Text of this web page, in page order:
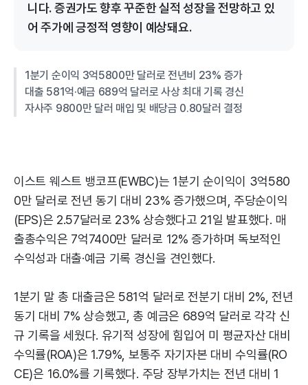
니다. 증권가도 향후 꾸준한 실적 성장을 전망하고 있
어 주가에 긍정적 영향이 예상돼요.
1분기 순이익 3억5800만 달러로 전년비 23% 증가
대출 581억·예금 689억 달러로 사상 최대 기록 경신
자사주 9800만 달러 매입 및 배당금 0.80달러 결정
이스트 웨스트 뱅코프(EWBC)는 1분기 순이익이 3억580
0만 달러로 전년 동기 대비 23% 증가했으며, 주당순이익
(EPS)은 2.57달러로 23% 상승했다고 21일 발표했다. 매
출총수익은 7억7400만 달러로 12% 증가하며 독보적인
수익성과 대출·예금 기록 경신을 견인했다.
1분기 말 총 대출금은 581억 달러로 전분기 대비 2%, 전년
동기 대비 7% 상승했고, 총 예금은 689억 달러로 각각 신
규 기록을 세웠다. 유기적 성장에 힘입어 미 평균자산 대비
수익률(ROA)은 1.79%, 보통주 자기자본 대비 수익률(RO
CE)은 16.0%를 기록했다. 주당 장부가치는 전년 대비 1